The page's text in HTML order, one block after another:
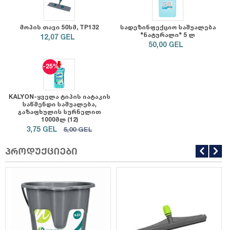
მოპის თავი 50სმ, TP132
12,07 GEL
სადეზინფექციო საშუალება
"ნატურალი" 5 ლ
50,00 GEL
-25%
KALYON-ყველა ტიპის იატაკის
საწმენდი საშუალება,
გაზაფხულის სურნელით
1000მლ (12)
3,75 GEL 5,00 GEL
პროდუქციები